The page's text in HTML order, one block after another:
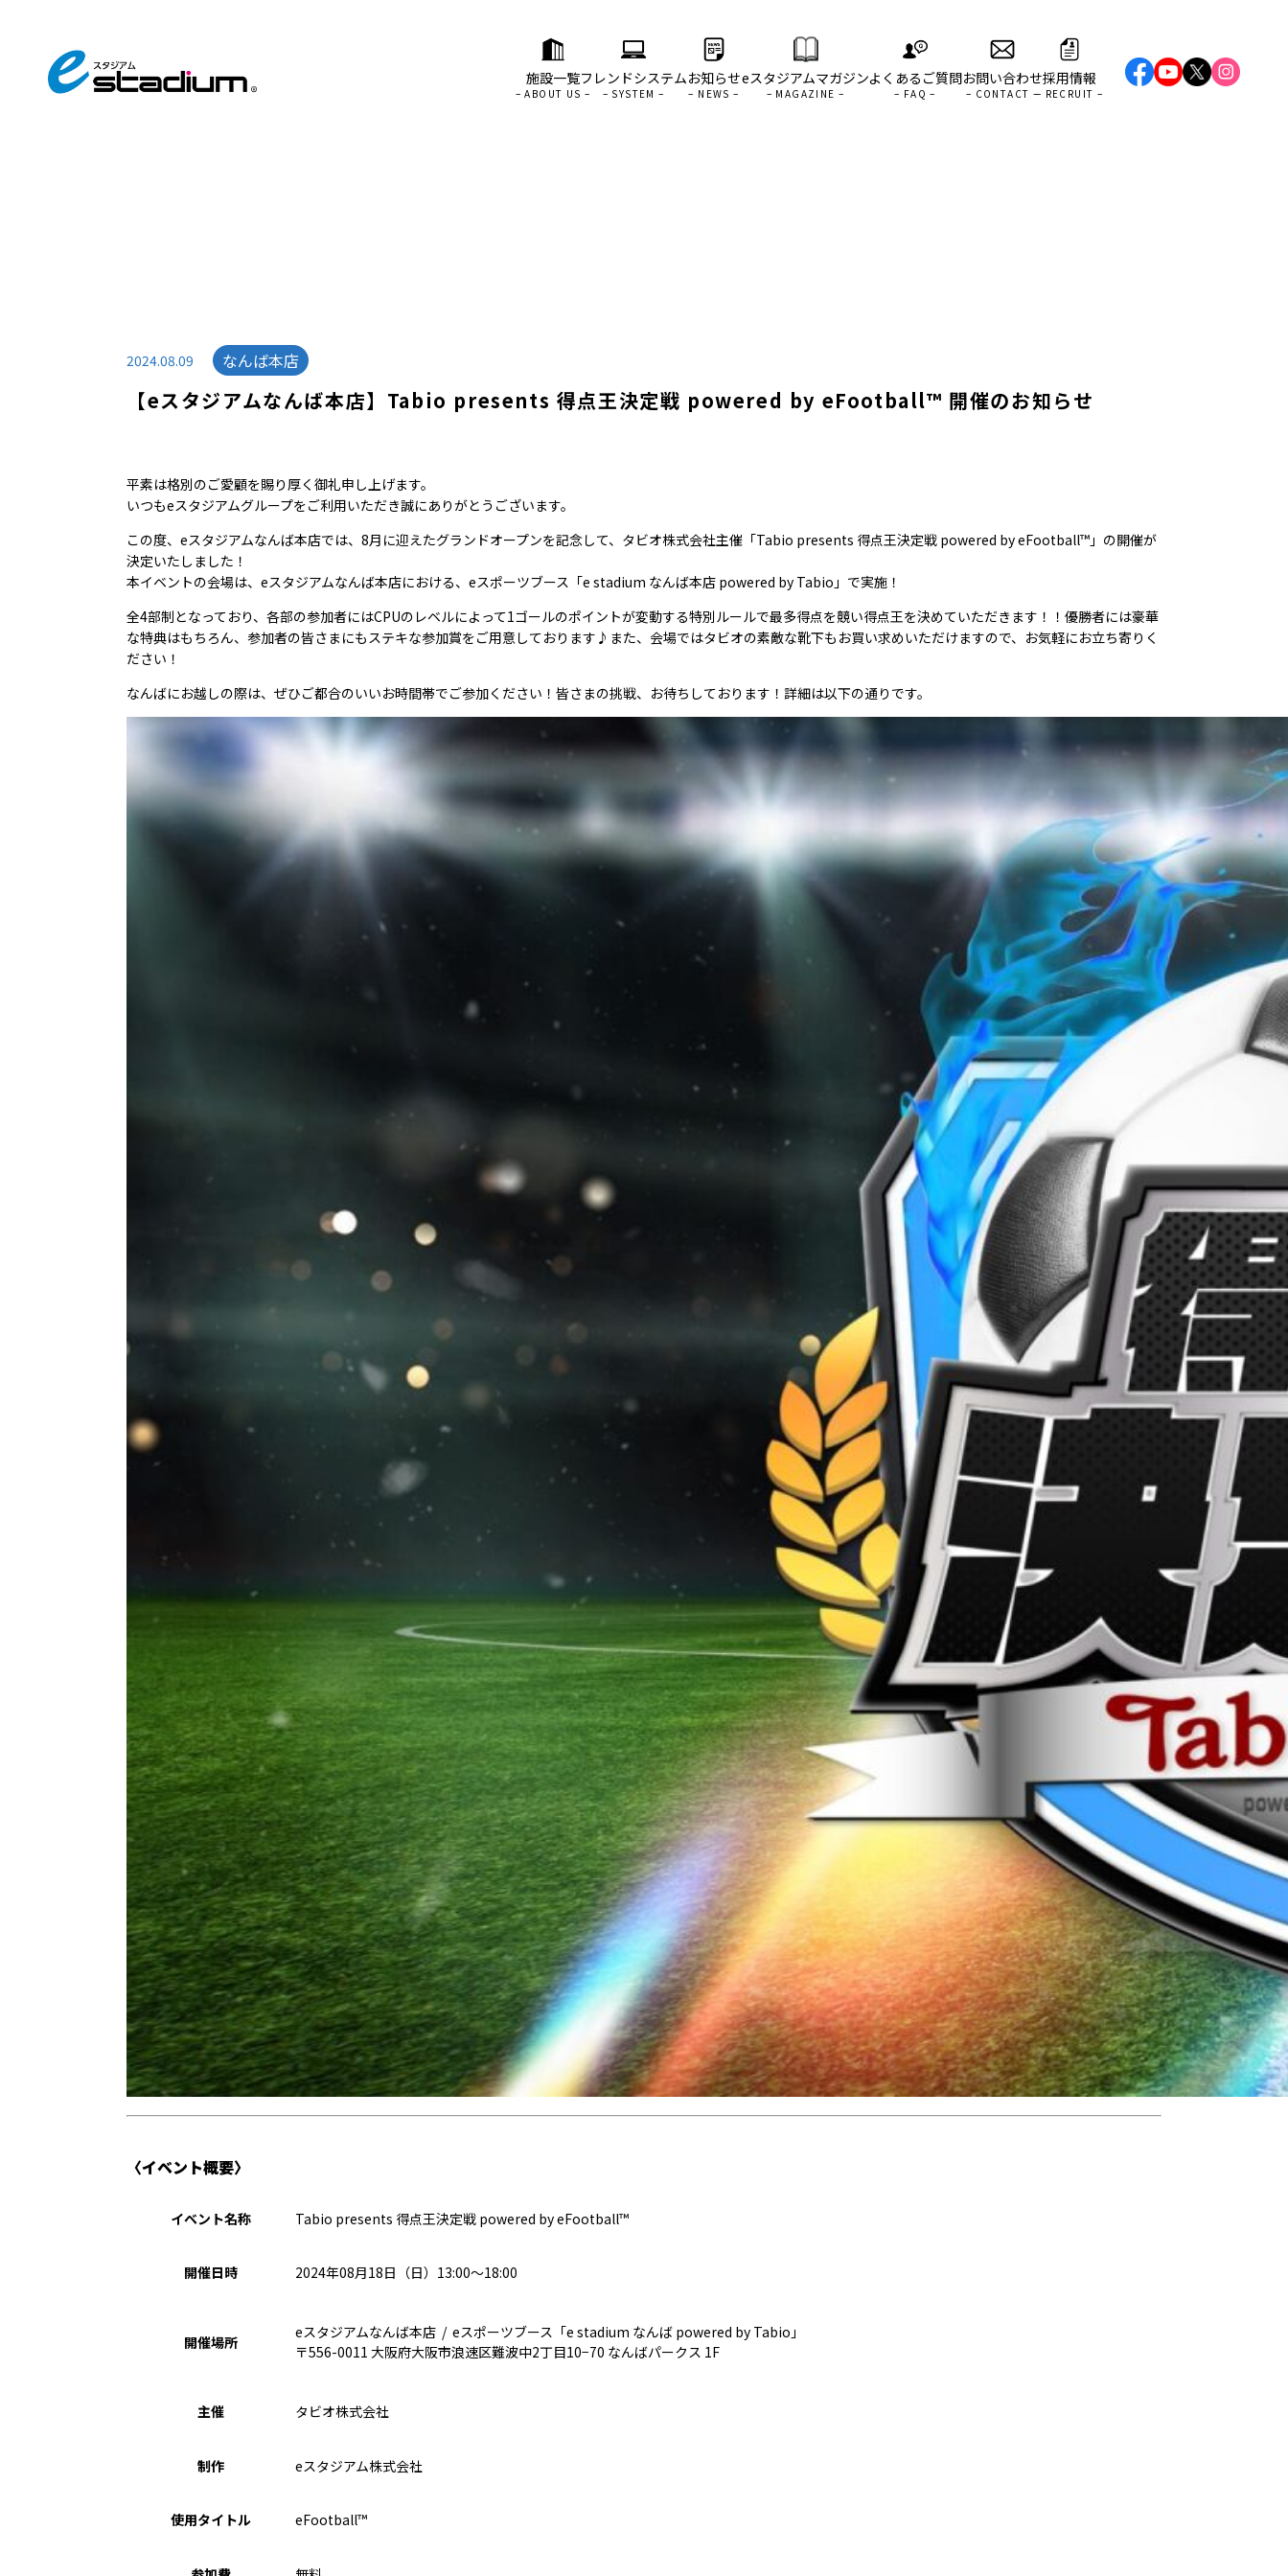
施設一覧フレンドシステムお知らせeスタジアムマガジンよくあるご質問お問い合わせ採用情報
2024.08.09 なんば本店
【eスタジアムなんば本店】Tabio presents 得点王決定戦 powered by eFootball™ 開催のお知らせ
平素は格別のご愛顧を賜り厚く御礼申し上げます。
いつもeスタジアムグループをご利用いただき誠にありがとうございます。
この度、eスタジアムなんば本店では、8月に迎えたグランドオープンを記念して、タビオ株式会社主催「Tabio presents 得点王決定戦 powered by eFootball™」の開催が
決定いたしました！
本イベントの会場は、eスタジアムなんば本店における、eスポーツブース「e stadium なんば本店 powered by Tabio」で実施！
全4部制となっており、各部の参加者にはCPUのレベルによって1ゴールのポイントが変動する特別ルールで最多得点を競い得点王を決めていただきます！！優勝者には豪華
な特典はもちろん、参加者の皆さまにもステキな参加賞をご用意しております♪また、会場ではタビオの素敵な靴下もお買い求めいただけますので、お気軽にお立ち寄りく
ださい！
なんばにお越しの際は、ぜひご都合のいいお時間帯でご参加ください！皆さまの挑戦、お待ちしております！詳細は以下の通りです。
〈イベント概要〉
イベント名称 Tabio presents 得点王決定戦 powered by eFootball™
開催日時 2024年08月18日（日）13:00～18:00
開催場所
eスタジアムなんば本店 / eスポーツブース「e stadium なんば powered by Tabio」
〒556-0011 大阪府大阪市浪速区難波中2丁目10−70 なんばパークス 1F
主催 タビオ株式会社
制作 eスタジアム株式会社
使用タイトル eFootball™